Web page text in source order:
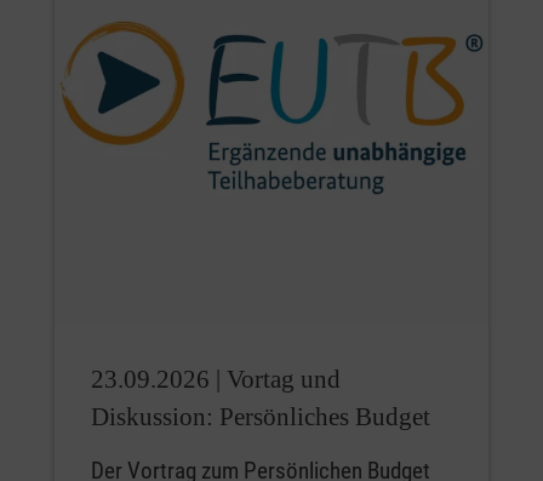
23.09.2026 | Vortag und
Diskussion: Persönliches Budget
Der Vortrag zum Persönlichen Budget